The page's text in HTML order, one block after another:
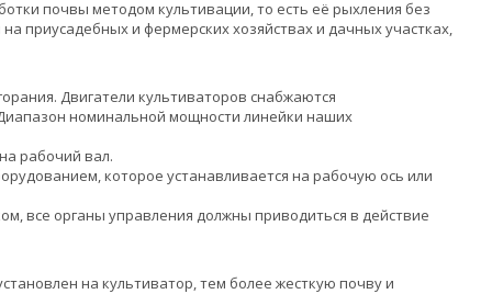
почвы методом культивации, то есть её рыхления без
приусадебных и фермерских хозяйствах и дачных участках,
Двигатели культиваторов снабжаются
номинальной мощности линейки наших
рабочий вал.
которое устанавливается на рабочую ось или
все органы управления должны приводиться в действие
на культиватор, тем более жесткую почву и